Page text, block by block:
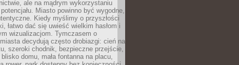
ale na mądrym wykorzystaniu
potencjału. Miasto powinno być wygodne,
Kiedy myślimy o przyszłości
łatwo dać się uwieść wielkim hasłom i
wizualizacjom. Tymczasem o
decydują często drobiazgi: cień na
szeroki chodnik, bezpieczne przejście,
domu, mała fontanna na placu,